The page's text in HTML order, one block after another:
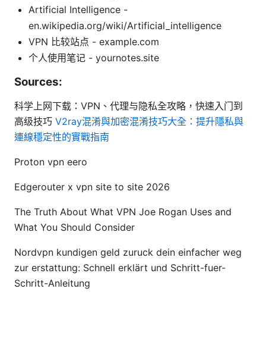
Artificial Intelligence -
en.wikipedia.org/wiki/Artificial_intelligence
VPN 比较站点 - example.com
个人使用笔记 - yournotes.site
Sources:
科学上网下载：VPN、代理与隐私全攻略，快速入门到
高级技巧 V2ray混淆與加密混淆技巧大全：提升隱私與
連線穩定性的實戰指南
Proton vpn eero
Edgerouter x vpn site to site 2026
The Truth About What VPN Joe Rogan Uses and
What You Should Consider
Nordvpn kundigen geld zuruck dein einfacher weg
zur erstattung: Schnell erklärt und Schritt-fuer-
Schritt-Anleitung